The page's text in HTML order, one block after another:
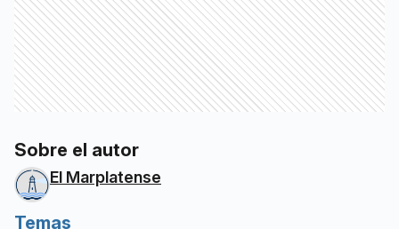
Sobre el autor
El Marplatense
Temas